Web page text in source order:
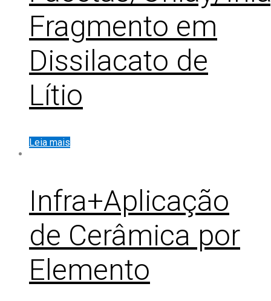
Fragmento em
Dissilacato de
Lítio
Leia mais
Infra+Aplicação
de Cerâmica por
Elemento